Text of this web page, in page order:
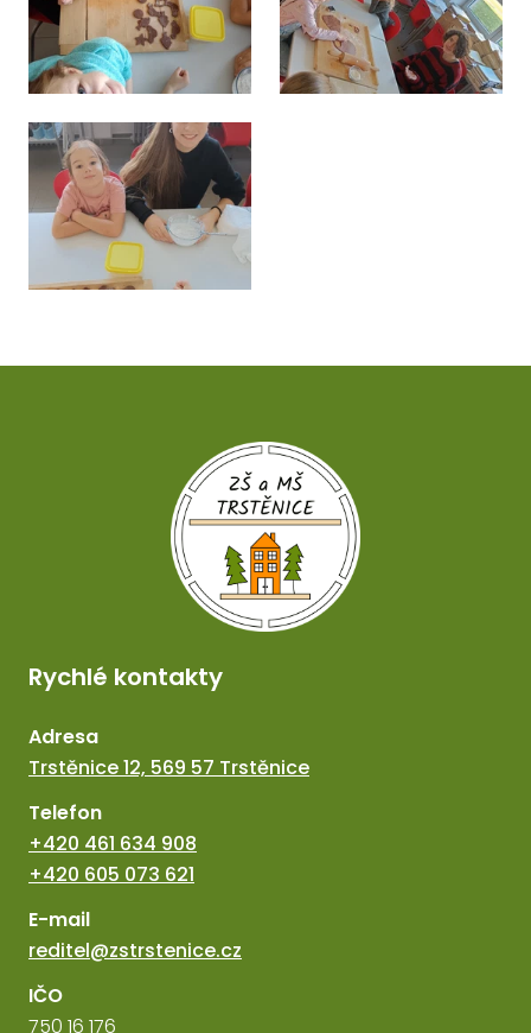
Rychlé kontakty
Adresa
Trstěnice 12, 569 57 Trstěnice
Telefon
+420 461 634 908
+420 605 073 621
E-mail
reditel@zstrstenice.cz
IČO
750 16 176